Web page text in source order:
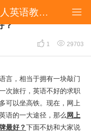

【2023最新】网上成人英语教学哪个机构好？选择哪个品牌最好？
哪个机构好？选择
？
 1  29703
言，相当于拥有一块敲门
次旅行，英语不好的求职
可以坐高铁。现在，网上
语的一大途径，那么 网上
最好？下面不妨和大家说